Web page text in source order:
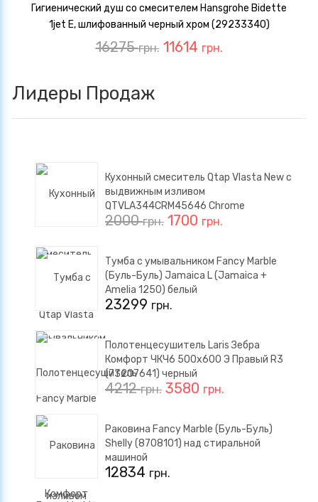
Гигиенический душ со смесителем Hansgrohe Bidette
1jet E, шлифованный черный хром (29233340)
16275грн. 11614 грн.
Лидеры Продаж
Кухонный смеситель Qtap Vlasta New с
выдвижным изливом
QTVLA344CRM45646 Chrome
2000грн. 1700 грн.
Тумба с умывальником Fancy Marble
(Буль-Буль) Jamaica L (Jamaica +
Amelia 1250) белый
23299 грн.
Полотенцесушитель Laris Зебра
Комфорт ЧКЧ6 500x600 Э Правый R3
(73207641) черный
4212грн. 3580 грн.
Раковина Fancy Marble (Буль-Буль)
Shelly (8708101) над стиральной
машиной
12834 грн.